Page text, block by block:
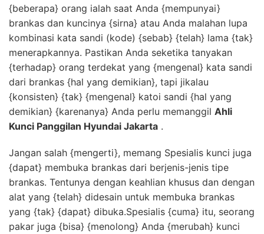
{beberapa} orang ialah saat Anda {mempunyai}
brankas dan kuncinya {sirna} atau Anda malahan lupa
kombinasi kata sandi (kode) {sebab} {telah} lama {tak}
menerapkannya. Pastikan Anda seketika tanyakan
{terhadap} orang terdekat yang {mengenal} kata sandi
dari brankas {hal yang demikian}, tapi jikalau
{konsisten} {tak} {mengenal} katoi sandi {hal yang
demikian} {karenanya} Anda perlu memanggil Ahli
Kunci Panggilan Hyundai Jakarta .
Jangan salah {mengerti}, memang Spesialis kunci juga
{dapat} membuka brankas dari berjenis-jenis tipe
brankas. Tentunya dengan keahlian khusus dan dengan
alat yang {telah} didesain untuk membuka brankas
yang {tak} {dapat} dibuka.Spesialis {cuma} itu, seorang
pakar juga {bisa} {menolong} Anda {merubah} kunci